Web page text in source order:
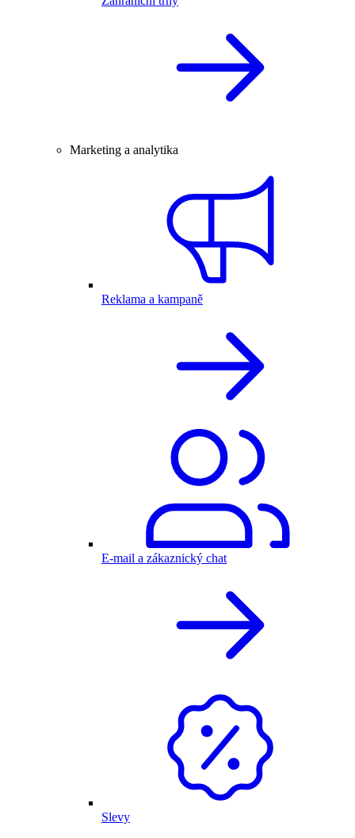
Marketing a analytika
Reklama a kampaně
E-mail a zákaznický chat
Slevy